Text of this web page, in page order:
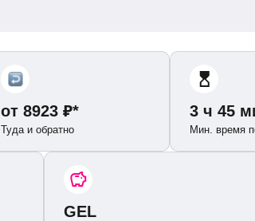
от 8923 ₽*
Туда и обратно
3 ч 45
Мин. время
GEL